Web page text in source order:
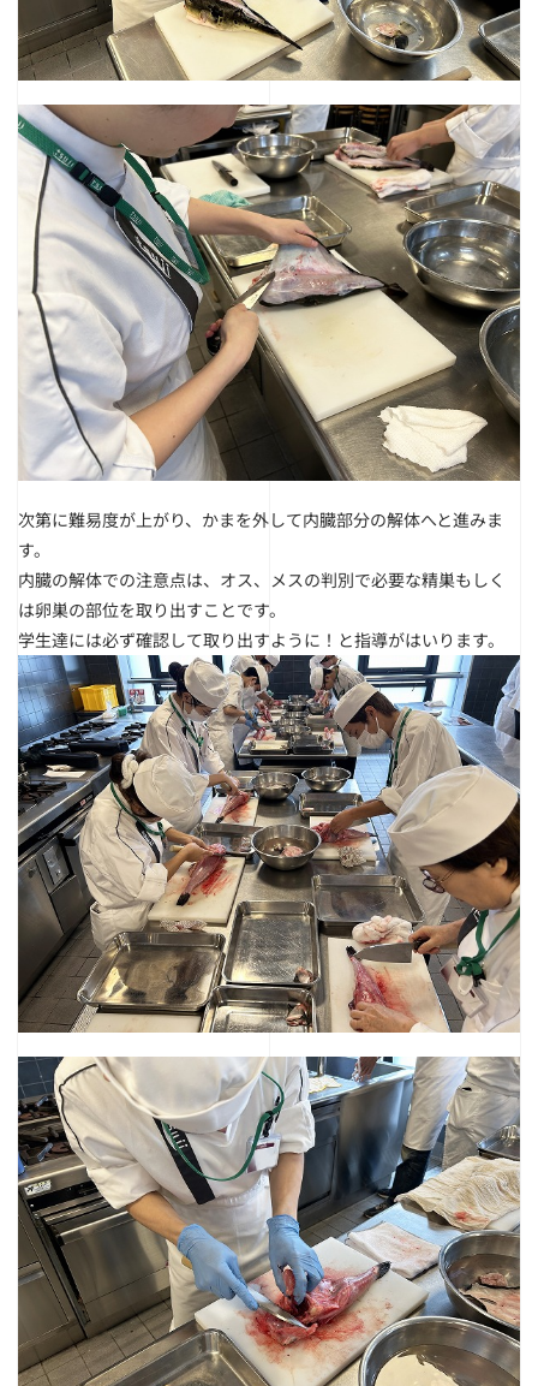
次第に難易度が上がり、かまを外して内臓部分の解体へと進みま
す。
内臓の解体での注意点は、オス、メスの判別で必要な精巣もしく
は卵巣の部位を取り出すことです。
学生達には必ず確認して取り出すように！と指導がはいります。